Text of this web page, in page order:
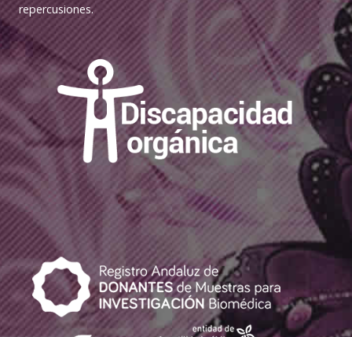
repercusiones.